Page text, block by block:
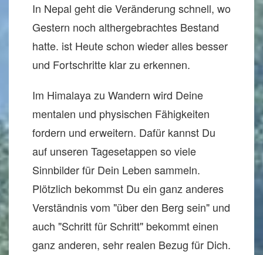
In Nepal geht die Veränderung schnell, wo
Gestern noch althergebrachtes Bestand
hatte. ist Heute schon wieder alles besser
und Fortschritte klar zu erkennen.
Im Himalaya zu Wandern wird Deine
mentalen und physischen Fähigkeiten
fordern und erweitern. Dafür kannst Du
auf unseren Tagesetappen so viele
Sinnbilder für Dein Leben sammeln.
Plötzlich bekommst Du ein ganz anderes
Verständnis vom "über den Berg sein" und
auch "Schritt für Schritt" bekommt einen
ganz anderen, sehr realen Bezug für Dich.